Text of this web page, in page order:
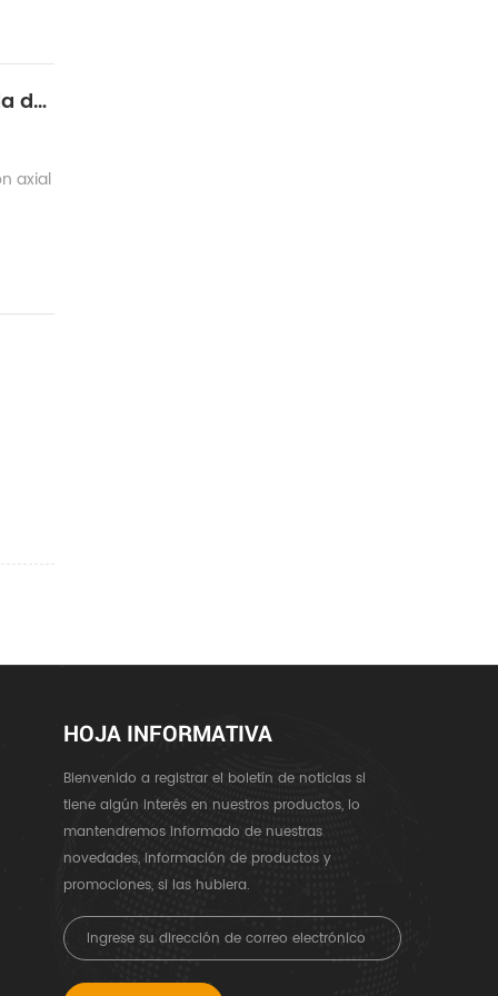
Empalmador de fusión PM (mantenimiento de la polarización) en la producción de rejilla de Bragg de fibra (FBG)
axial
HOJA INFORMATIVA
Bienvenido a registrar el boletín de noticias si
tiene algún interés en nuestros productos, lo
mantendremos informado de nuestras
novedades, información de productos y
promociones, si las hubiera.